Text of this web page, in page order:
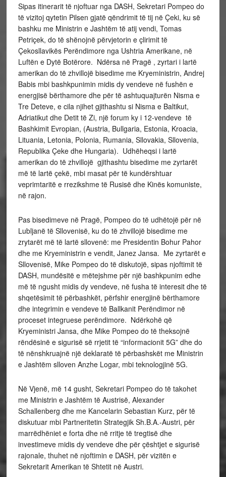
Sipas itinerarit të njoftuar nga DASH, Sekretari Pompeo do
të vizitoj qytetin Pilsen gjatë qëndrimit të tij në Çeki, ku së
bashku me Ministrin e Jashtëm të atij vendi, Tomas
Petriçek, do të shënojnë përvjetorin e çlirimit të
Çekosllavikës Perëndimore nga Ushtria Amerikane, në
Luftën e Dytë Botërore. Ndërsa në Pragë , zyrtari i lartë
amerikan do të zhvillojë bisedime me Kryeministrin, Andrej
Babis mbi bashkpunimin midis dy vendeve në fushën e
energjisë bërthamore dhe për të ashtuquajturën Nisma e
Tre Deteve, e cila njihet gjithashtu si Nisma e Baltikut,
Adriatikut dhe Detit të Zi, një forum ky i 12-vendeve të
Bashkimit Evropian, (Austria, Bullgaria, Estonia, Kroacia,
Lituania, Letonia, Polonia, Rumania, Sllovakia, Sllovenia,
Republika Çeke dhe Hungaria). Udhëheqsi i lartë
amerikan do të zhvillojë gjithashtu bisedime me zyrtarët
më të lartë çekë, mbi masat për të kundërshtuar
veprimtaritë e rrezikshme të Rusisë dhe Kinës komuniste,
në rajon.
Pas bisedimeve në Pragë, Pompeo do të udhëtojë për në
Lubljanë të Sllovenisë, ku do të zhvillojë bisedime me
zrytarët më të lartë sllovenë: me Presidentin Bohur Pahor
dhe me Kryeministrin e vendit, Janez Jansa. Me zyrtarët e
Sllovenisë, Mike Pompeo do të diskutojë, sipas njoftimit të
DASH, mundësitë e mëtejshme për një bashkpunim edhe
më të ngusht midis dy vendeve, në fusha të interesit dhe të
shqetësimit të përbashkët, përfshir energjinë bërthamore
dhe integrimin e vendeve të Ballkanit Perëndimor në
proceset integruese perëndimore. Ndërkohë që
Kryeministri Jansa, dhe Mike Pompeo do të theksojnë
rëndësinë e sigurisë së rrjetit të “informacionit 5G” dhe do
të nënshkruajnë një deklaratë të përbashskët me Ministrin
e Jashtëm slloven Anzhe Logar, mbi teknologjinë 5G.
Në Vjenë, më 14 gusht, Sekretari Pompeo do të takohet
me Ministrin e Jashtëm të Austrisë, Alexander
Schallenberg dhe me Kancelarin Sebastian Kurz, për të
diskutuar mbi Partneritetin Strategjik Sh.B.A.-Austri, për
marrëdhëniet e forta dhe në rritje të tregtisë dhe
investimeve midis dy vendeve dhe për çështjet e sigurisë
rajonale, thuhet në njoftimin e DASH, për vizitën e
Sekretarit Amerikan të Shtetit në Austri.